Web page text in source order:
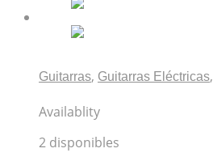
Guitarras, Guitarras Eléctricas,
Availablity
2 disponibles